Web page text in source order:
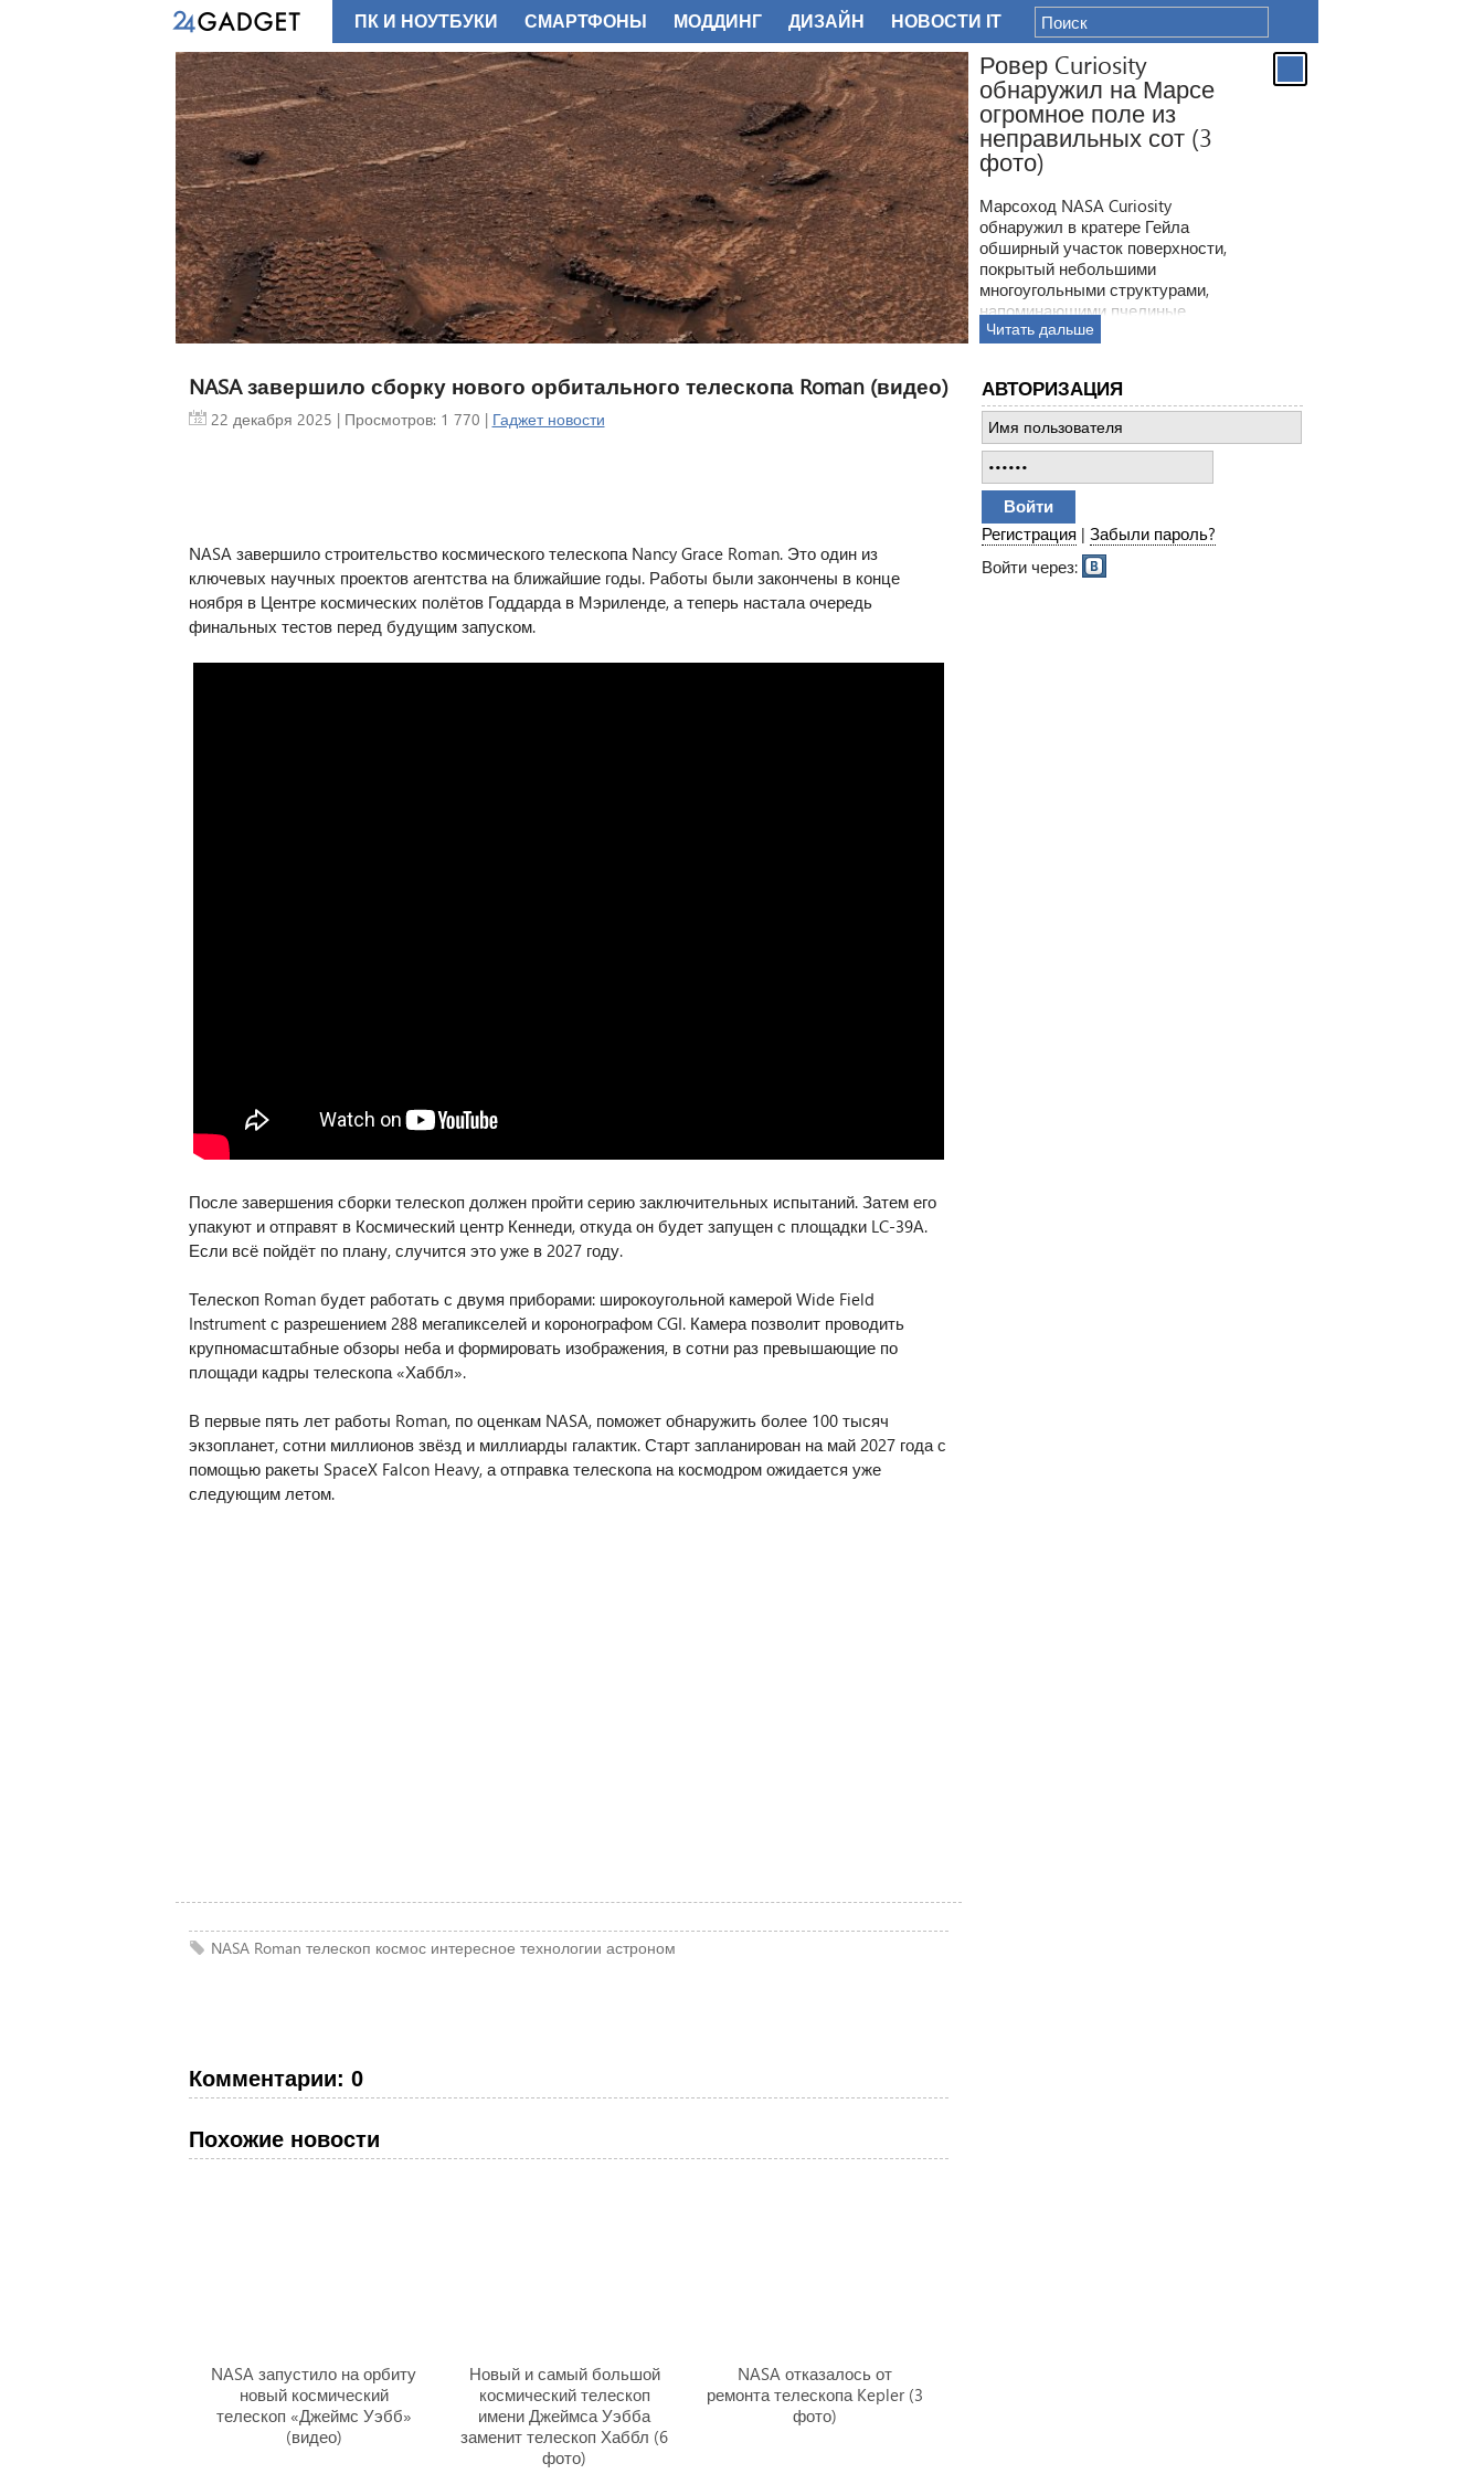
Ровер Curiosity
обнаружил на Марсе
огромное поле из
неправильных сот (3
фото)
Марсоход NASA Curiosity
обнаружил в кратере Гейла
обширный участок поверхности,
покрытый небольшими
многоугольными структурами,
напоминающими пчелиные
соты. Ранее ровер находил
затмила все предыдущее такие
открытия.
Читать дальше
NASA завершило сборку нового орбитального телескопа Roman (видео)
22 декабря 2025 | Просмотров: 1 770 | Гаджет новости
NASA завершило строительство космического телескопа Nancy Grace Roman. Это один из
ключевых научных проектов агентства на ближайшие годы. Работы были закончены в конце
ноября в Центре космических полётов Годдарда в Мэриленде, а теперь настала очередь
финальных тестов перед будущим запуском.
После завершения сборки телескоп должен пройти серию заключительных испытаний. Затем его
упакуют и отправят в Космический центр Кеннеди, откуда он будет запущен с площадки LC-39A.
Если всё пойдёт по плану, случится это уже в 2027 году.
Телескоп Roman будет работать с двумя приборами: широкоугольной камерой Wide Field
Instrument с разрешением 288 мегапикселей и коронографом CGI. Камера позволит проводить
крупномасштабные обзоры неба и формировать изображения, в сотни раз превышающие по
площади кадры телескопа «Хаббл».
В первые пять лет работы Roman, по оценкам NASA, поможет обнаружить более 100 тысяч
экзопланет, сотни миллионов звёзд и миллиарды галактик. Старт запланирован на май 2027 года с
помощью ракеты SpaceX Falcon Heavy, а отправка телескопа на космодром ожидается уже
следующим летом.
NASA Roman телескоп космос интересное технологии астроном
Комментарии: 0
Похожие новости
NASA запустило на орбиту
новый космический
телескоп «Джеймс Уэбб»
(видео)
Новый и самый большой
космический телескоп
имени Джеймса Уэбба
заменит телескоп Хаббл (6
фото)
NASA отказалось от
ремонта телескопа Kepler (3
фото)
АВТОРИЗАЦИЯ
Регистрация | Забыли пароль?
Войти через:
ПК И НОУТБУКИ СМАРТФОНЫ МОДДИНГ ДИЗАЙН НОВОСТИ IT
ФОТО